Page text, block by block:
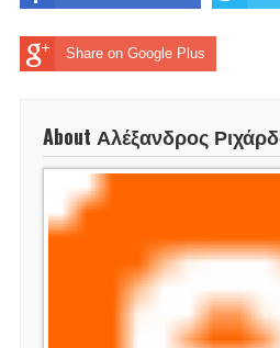
Share on Google Plus
About Αλέξανδρος